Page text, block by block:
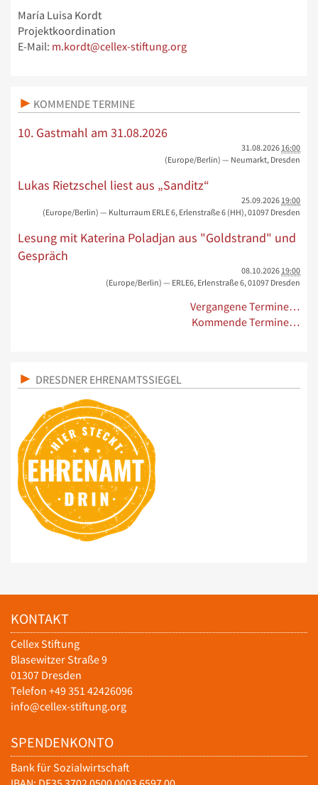
María Luisa Kordt
Projektkoordination
E-Mail: m.kordt@cellex-stiftung.org
KOMMENDE TERMINE
10. Gastmahl am 31.08.2026
31.08.2026 16:00
(Europe/Berlin) — Neumarkt, Dresden
Lukas Rietzschel liest aus „Sanditz“
25.09.2026 19:00
(Europe/Berlin) — Kulturraum ERLE 6, Erlenstraße 6 (HH), 01097 Dresden
Lesung mit Katerina Poladjan aus "Goldstrand" und
Gespräch
08.10.2026 19:00
(Europe/Berlin) — ERLE6, Erlenstraße 6, 01097 Dresden
Vergangene Termine…
Kommende Termine…
DRESDNER EHRENAMTSSIEGEL
KONTAKT
Cellex Stiftung
Blasewitzer Straße 9
01307 Dresden
Telefon +49 351 42426096
info@cellex-stiftung.org
SPENDENKONTO
Bank für Sozialwirtschaft